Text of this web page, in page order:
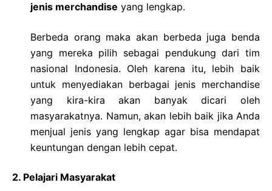
jenis merchandise yang lengkap.
Berbeda orang maka akan berbeda juga benda
yang mereka pilih sebagai pendukung dari tim
nasional Indonesia. Oleh karena itu, lebih baik
untuk menyediakan berbagai jenis merchandise
yang kira-kira akan banyak dicari oleh
masyarakatnya. Namun, akan lebih baik jika Anda
menjual jenis yang lengkap agar bisa mendapat
keuntungan dengan lebih cepat.
2. Pelajari Masyarakat